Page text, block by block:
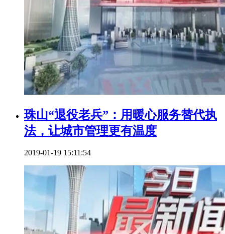
珠山“退役老兵”：用暖心服务替代执
法，让城市管理更有温度
2019-01-19 15:11:54